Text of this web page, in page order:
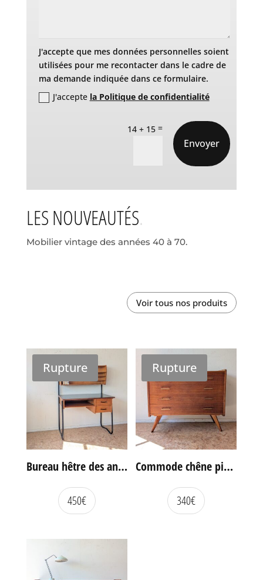
J'accepte que mes données personnelles soient
utilisées pour me recontacter dans le cadre de
ma demande indiquée dans ce formulaire.
J'accepte la Politique de confidentialité
14 + 15 =
Envoyer
LES NOUVEAUTÉS
Mobilier vintage des années 40 à 70.
Voir tous nos produits
Rupture
Bureau hêtre des années 60
450€
Rupture
Commode chêne pieds compas vintage
340€